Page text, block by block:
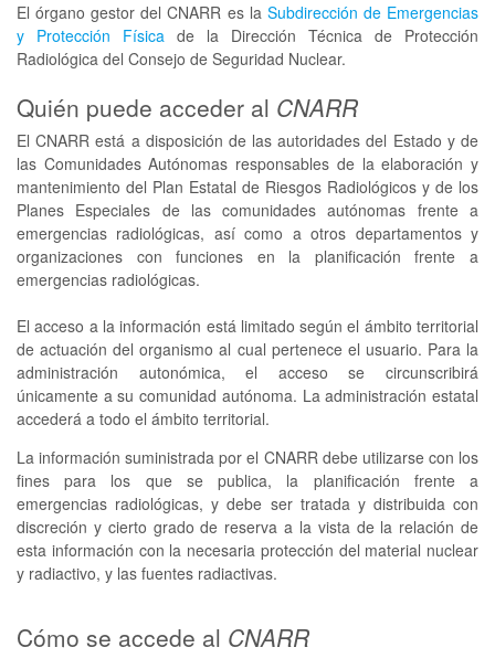
El órgano gestor del CNARR es la Subdirección de Emergencias
y Protección Física de la Dirección Técnica de Protección
Radiológica del Consejo de Seguridad Nuclear.
Quién puede acceder al CNARR
El CNARR está a disposición de las autoridades del Estado y de
las Comunidades Autónomas responsables de la elaboración y
mantenimiento del Plan Estatal de Riesgos Radiológicos y de los
Planes Especiales de las comunidades autónomas frente a
emergencias radiológicas, así como a otros departamentos y
organizaciones con funciones en la planificación frente a
emergencias radiológicas.
El acceso a la información está limitado según el ámbito territorial
de actuación del organismo al cual pertenece el usuario. Para la
administración autonómica, el acceso se circunscribirá
únicamente a su comunidad autónoma. La administración estatal
accederá a todo el ámbito territorial.
La información suministrada por el CNARR debe utilizarse con los
fines para los que se publica, la planificación frente a
emergencias radiológicas, y debe ser tratada y distribuida con
discreción y cierto grado de reserva a la vista de la relación de
esta información con la necesaria protección del material nuclear
y radiactivo, y las fuentes radiactivas.
Cómo se accede al CNARR